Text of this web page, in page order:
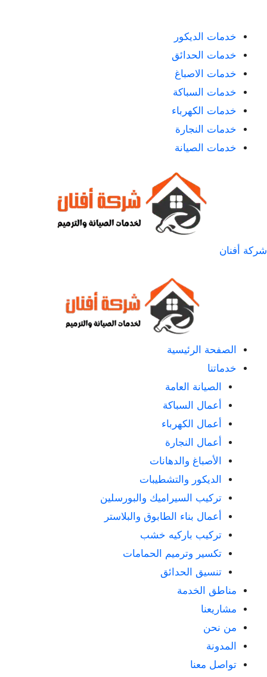
خدمات الديكور
خدمات الحدائق
خدمات الاصباغ
خدمات السباكة
خدمات الكهرباء
خدمات النجارة
خدمات الصيانة
شركة أفنان
الصفحة الرئيسية
خدماتنا
الصيانة العامة
أعمال السباكة
أعمال الكهرباء
أعمال النجارة
الأصباغ والدهانات
الديكور والتشطيبات
تركيب السيراميك والبورسلين
أعمال بناء الطابوق والبلاستر
تركيب باركيه خشب
تكسير وترميم الحمامات
تنسيق الحدائق
مناطق الخدمة
مشاريعنا
من نحن
المدونة
تواصل معنا